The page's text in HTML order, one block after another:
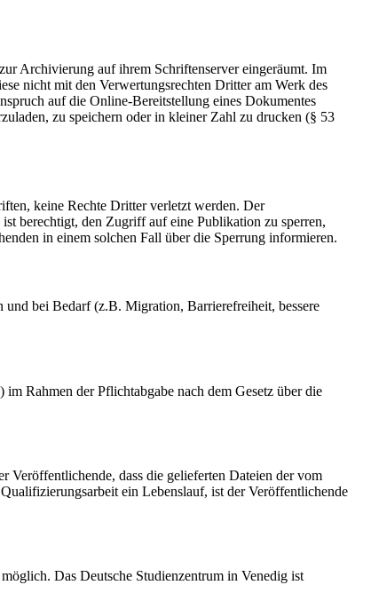
Archivierung auf ihrem Schriftenserver eingeräumt. Im
nicht mit den Verwertungsrechten Dritter am Werk des
auf die Online-Bereitstellung eines Dokumentes
zu speichern oder in kleiner Zahl zu drucken (§ 53
keine Rechte Dritter verletzt werden. Der
berechtigt, den Zugriff auf eine Publikation zu sperren,
in einem solchen Fall über die Sperrung informieren.
bei Bedarf (z.B. Migration, Barrierefreiheit, bessere
Rahmen der Pflichtabgabe nach dem Gesetz über die
dass die gelieferten Dateien der vom
ein Lebenslauf, ist der Veröffentlichende
Das Deutsche Studienzentrum in Venedig ist